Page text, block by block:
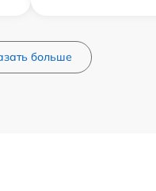
больше